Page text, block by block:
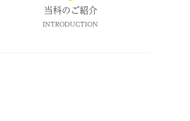
当科のご紹介
INTRODUCTION